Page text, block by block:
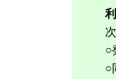
次
○
○